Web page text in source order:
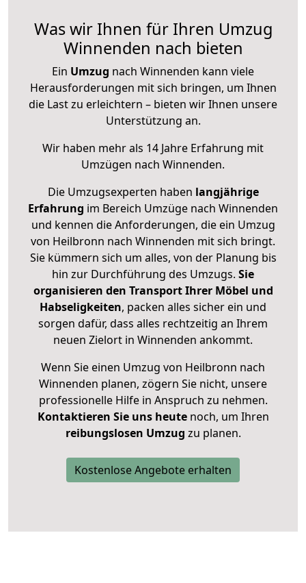
Was wir Ihnen für Ihren Umzug
Winnenden nach bieten
Ein Umzug nach Winnenden kann viele
Herausforderungen mit sich bringen, um Ihnen
die Last zu erleichtern – bieten wir Ihnen unsere
Unterstützung an.
Wir haben mehr als 14 Jahre Erfahrung mit
Umzügen nach Winnenden.
Die Umzugsexperten haben langjährige
Erfahrung im Bereich Umzüge nach Winnenden
und kennen die Anforderungen, die ein Umzug
von Heilbronn nach Winnenden mit sich bringt.
Sie kümmern sich um alles, von der Planung bis
hin zur Durchführung des Umzugs. Sie
organisieren den Transport Ihrer Möbel und
Habseligkeiten, packen alles sicher ein und
sorgen dafür, dass alles rechtzeitig an Ihrem
neuen Zielort in Winnenden ankommt.
Wenn Sie einen Umzug von Heilbronn nach
Winnenden planen, zögern Sie nicht, unsere
professionelle Hilfe in Anspruch zu nehmen.
Kontaktieren Sie uns heutenoch, um Ihren
reibungslosen Umzug zu planen.
Kostenlose Angebote erhalten